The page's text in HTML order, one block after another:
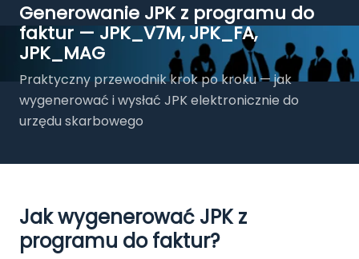
Programy do faktur
Pobierz
Cennik
KSeF
Blog
Sklep
Generowanie JPK z programu do
faktur — JPK_V7M, JPK_FA,
JPK_MAG
Praktyczny przewodnik krok po kroku — jak
wygenerować i wysłać JPK elektronicznie do
urzędu skarbowego
Jak wygenerować JPK z
programu do faktur?